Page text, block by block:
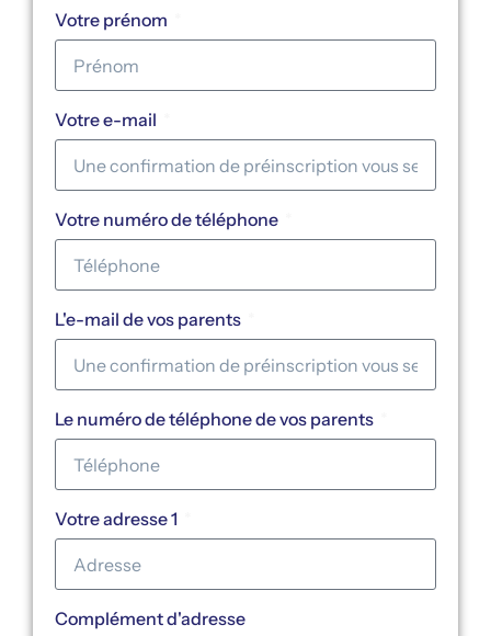
Votre prénom
Votre e-mail
Votre numéro de téléphone
L'e-mail de vos parents
Le numéro de téléphone de vos parents
Votre adresse 1
Complément d'adresse